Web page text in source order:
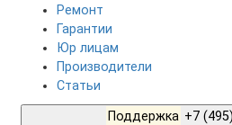
Ремонт
Гарантии
Юр лицам
Производители
Статьи
Поддержка